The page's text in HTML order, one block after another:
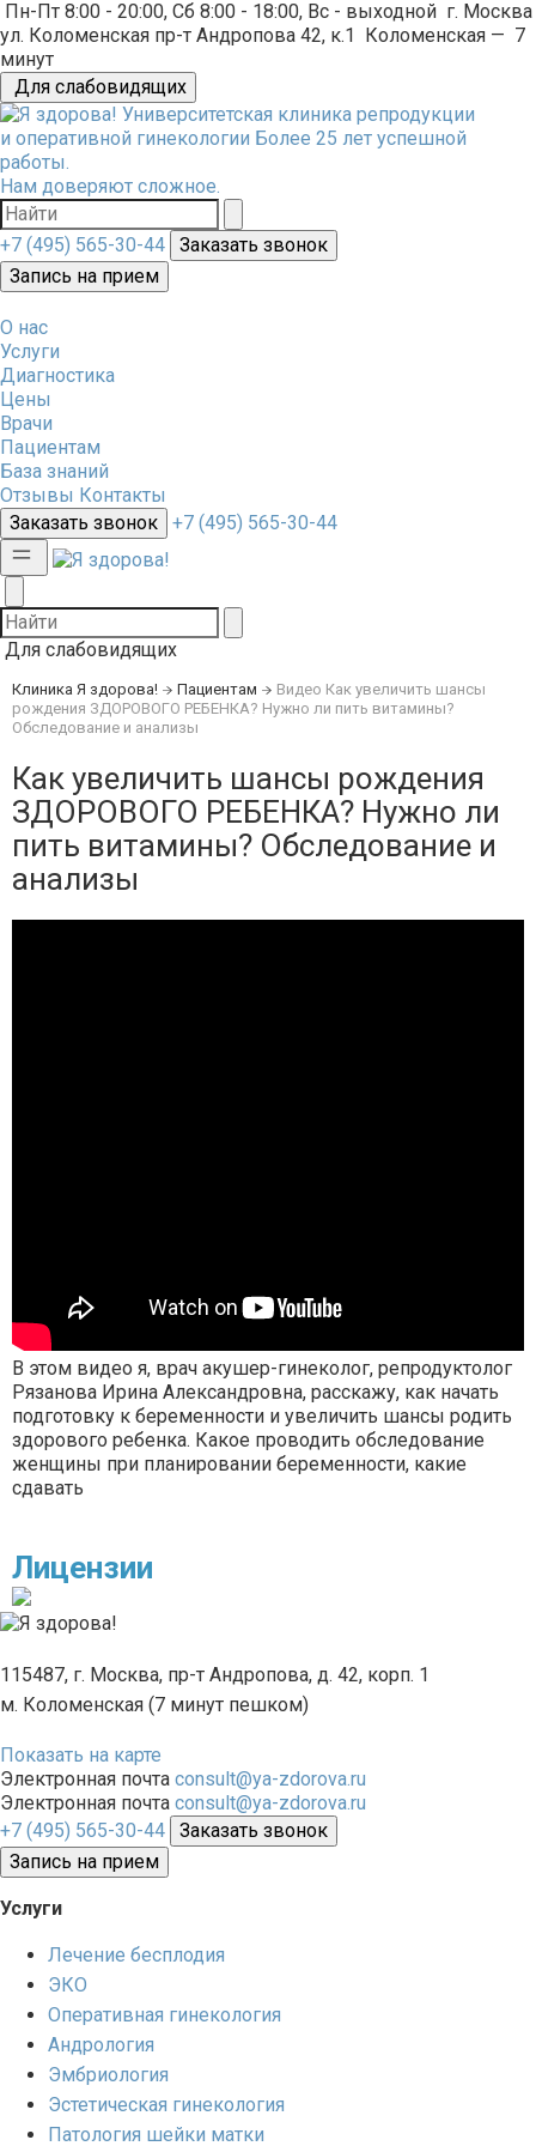
Пн-Пт 8:00 - 20:00, Сб 8:00 - 18:00, Вс - выходной г. Москва
ул. Коломенская пр-т Андропова 42, к.1 Коломенская — 7
минут
Для слабовидящих
Университетская клиника репродукции
и оперативной гинекологии Более 25 лет успешной
работы.
Нам доверяют сложное.
+7 (495) 565-30-44
Заказать звонок
Запись на прием
О нас
Услуги
Диагностика
Цены
Врачи
Пациентам
База знаний
Отзывы Контакты
Заказать звонок
+7 (495) 565-30-44
Для слабовидящих
Клиника Я здорова! Пациентам Видео Как увеличить шансы
рождения ЗДОРОВОГО РЕБЕНКА? Нужно ли пить витамины?
Обследование и анализы
Как увеличить шансы рождения
ЗДОРОВОГО РЕБЕНКА? Нужно ли
пить витамины? Обследование и
анализы
В этом видео я, врач акушер-гинеколог, репродуктолог
Рязанова Ирина Александровна, расскажу, как начать
подготовку к беременности и увеличить шансы родить
здорового ребенка. Какое проводить обследование
женщины при планировании беременности, какие
сдавать
Лицензии
115487, г. Москва, пр-т Андропова, д. 42, корп. 1
м. Коломенская (7 минут пешком)
Показать на карте
Электронная почта consult@ya-zdorova.ru
Электронная почта consult@ya-zdorova.ru
+7 (495) 565-30-44
Заказать звонок
Запись на прием
Услуги
Лечение бесплодия
ЭКО
Оперативная гинекология
Андрология
Эмбриология
Эстетическая гинекология
Патология шейки матки